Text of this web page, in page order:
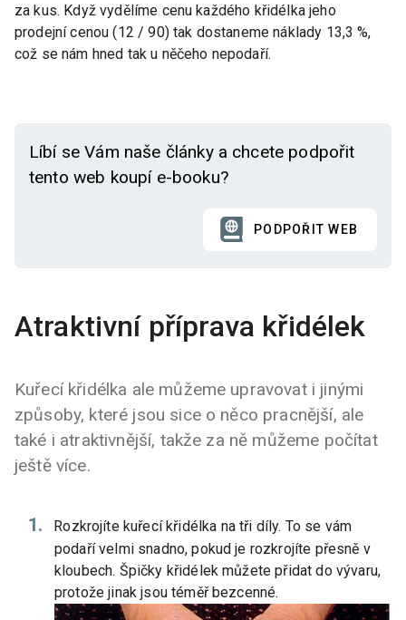
za kus. Když vydělíme cenu každého křidélka jeho
prodejní cenou (12 / 90) tak dostaneme náklady 13,3 %,
což se nám hned tak u něčeho nepodaří.
Líbí se Vám naše články a chcete podpořit
tento web koupí e-booku?
PODPOŘIT WEB
Atraktivní příprava křidélek
Kuřecí křidélka ale můžeme upravovat i jinými
způsoby, které jsou sice o něco pracnější, ale
také i atraktivnější, takže za ně můžeme počítat
ještě více.
Rozkrojíte kuřecí křidélka na tři díly. To se vám
podaří velmi snadno, pokud je rozkrojíte přesně v
kloubech. Špičky křidélek můžete přidat do vývaru,
protože jinak jsou téměř bezcenné.